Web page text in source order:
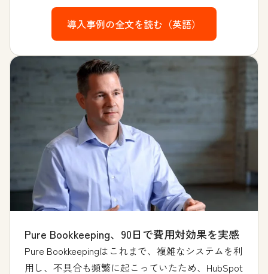
導入事例の全文を読む（英語）
Pure Bookkeeping、90日で費用対効果を実感
Pure Bookkeepingはこれまで、複雑なシステムを利
用し、不具合も頻繁に起こっていたため、HubSpot